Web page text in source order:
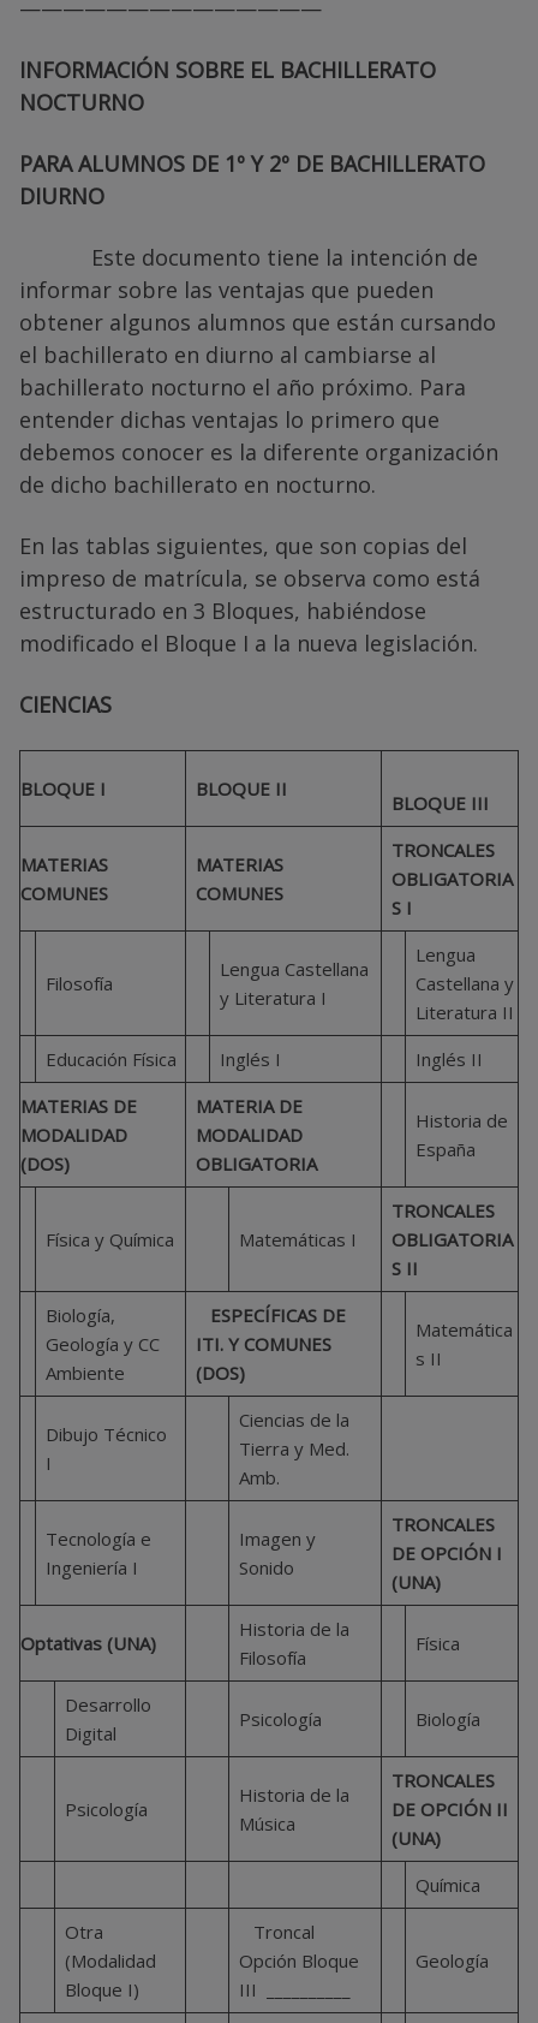
——————————————
INFORMACIÓN SOBRE EL BACHILLERATO
NOCTURNO
PARA ALUMNOS DE 1º Y 2º DE BACHILLERATO
DIURNO
Este documento tiene la intención de
informar sobre las ventajas que pueden
obtener algunos alumnos que están cursando
el bachillerato en diurno al cambiarse al
bachillerato nocturno el año próximo. Para
entender dichas ventajas lo primero que
debemos conocer es la diferente organización
de dicho bachillerato en nocturno.
En las tablas siguientes, que son copias del
impreso de matrícula, se observa como está
estructurado en 3 Bloques, habiéndose
modificado el Bloque I a la nueva legislación.
CIENCIAS
BLOQUE I BLOQUE II
BLOQUE III
MATERIAS
COMUNES
MATERIAS
COMUNES
TRONCALES
OBLIGATORIA
S I
Filosofía
Lengua Castellana
y Literatura I
Lengua
Castellana y
Literatura II
Educación Física
Inglés I
Inglés II
MATERIAS DE
MODALIDAD
(DOS)
MATERIA DE
MODALIDAD
OBLIGATORIA
Historia de
España
Física y Química Matemáticas I
TRONCALES
OBLIGATORIA
S II
Biología,
Geología y CC
Ambiente
ESPECÍFICAS DE
ITI. Y COMUNES
(DOS)
Matemática
s II
Dibujo Técnico
I
Ciencias de la
Tierra y Med.
Amb.
Tecnología e
Ingeniería I
Imagen y
Sonido
TRONCALES
DE OPCIÓN I
(UNA)
Optativas (UNA)
Historia de la
Filosofía
Física
Desarrollo
Digital
Psicología Biología
Psicología
Historia de la
Música
TRONCALES
DE OPCIÓN II
(UNA)
Química
Otra
(Modalidad
Bloque I)
Troncal
Opción Bloque
III __________
Geología